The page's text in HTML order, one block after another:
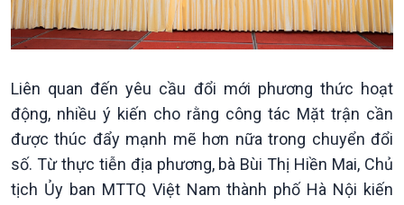
Liên quan đến yêu cầu đổi mới phương thức hoạt
động, nhiều ý kiến cho rằng công tác Mặt trận cần
được thúc đẩy mạnh mẽ hơn nữa trong chuyển đổi
số. Từ thực tiễn địa phương, bà Bùi Thị Hiền Mai, Chủ
tịch Ủy ban MTTQ Việt Nam thành phố Hà Nội kiến